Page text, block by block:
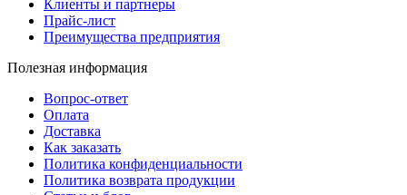
Клиенты и партнеры
Прайс-лист
Преимущества предприятия
Полезная информация
Вопрос-ответ
Оплата
Доставка
Как заказать
Политика конфиденциальности
Политика возврата продукции